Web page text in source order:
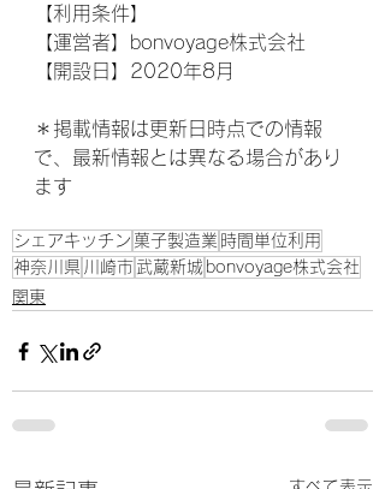
【利用条件】
【運営者】bonvoyage株式会社
【開設日】2020年8月
＊掲載情報は更新日時点での情報
で、最新情報とは異なる場合があり
ます
シェアキッチン 菓子製造業 時間単位利用
神奈川県 川崎市 武蔵新城 bonvoyage株式会社
関東